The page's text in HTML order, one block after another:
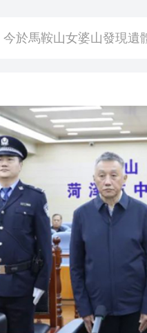
今於馬鞍山女婆山發現遺
港的黃金儲備 支持香港
出口同比增長23.9%
殘骸撞上月球 威力相當
專組最終調查報告公開
續支持防長赫格塞思